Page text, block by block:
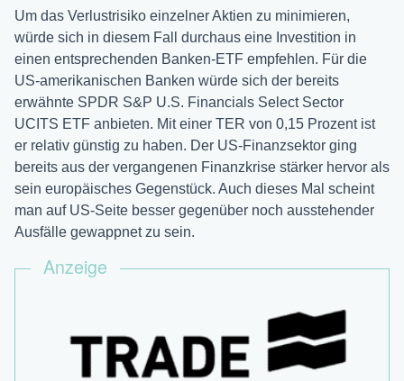
Um das Verlustrisiko einzelner Aktien zu minimieren,
würde sich in diesem Fall durchaus eine Investition in
einen entsprechenden Banken-ETF empfehlen. Für die
US-amerikanischen Banken würde sich der bereits
erwähnte SPDR S&P U.S. Financials Select Sector
UCITS ETF anbieten. Mit einer TER von 0,15 Prozent ist
er relativ günstig zu haben. Der US-Finanzsektor ging
bereits aus der vergangenen Finanzkrise stärker hervor als
sein europäisches Gegenstück. Auch dieses Mal scheint
man auf US-Seite besser gegenüber noch ausstehender
Ausfälle gewappnet zu sein.
Anzeige